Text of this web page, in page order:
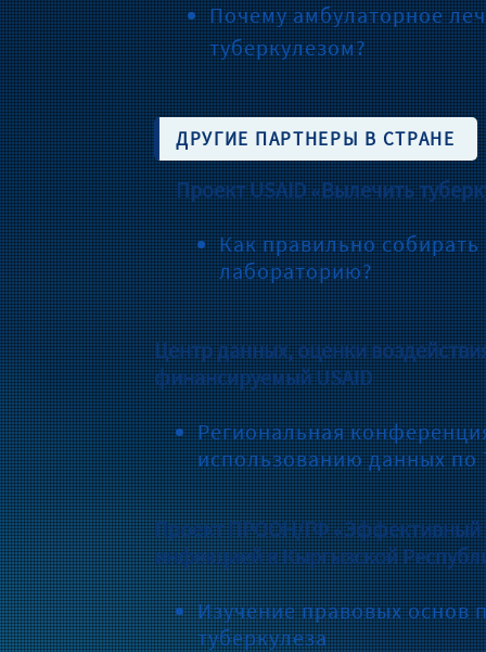
Почему амбулаторное
туберкулезом?
ДРУГИЕ ПАРТНЕРЫ В СТРАНЕ
Проект USAID «Вылечить
Как правильно
лабораторию?
Центр данных, оценки
финансируемый USAID
Региональная
использованию данных по
Проект ПРООН/ГФ «Эффективный
инфекцией в Кыргызской
Изучение правовых основ
туберкулеза